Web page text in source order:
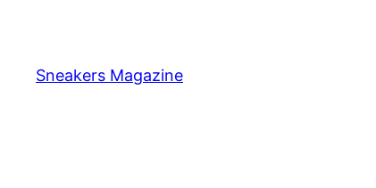
content
Sneakers Magazine